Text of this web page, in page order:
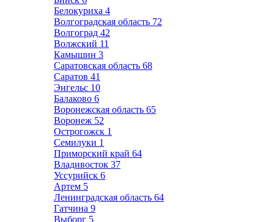
Белокуриха 4
Волгоградская область 72
Волгоград 42
Волжский 11
Камышин 3
Саратовская область 68
Саратов 41
Энгельс 10
Балаково 6
Воронежская область 65
Воронеж 52
Острогожск 1
Семилуки 1
Приморский край 64
Владивосток 37
Уссурийск 6
Артем 5
Ленинградская область 64
Гатчина 9
Выборг 5